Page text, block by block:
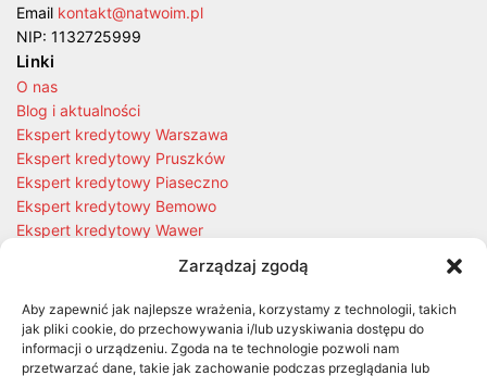
Zarządzaj zgodą
Aby zapewnić jak najlepsze wrażenia, korzystamy z technologii, takich
jak pliki cookie, do przechowywania i/lub uzyskiwania dostępu do
informacji o urządzeniu. Zgoda na te technologie pozwoli nam
przetwarzać dane, takie jak zachowanie podczas przeglądania lub
Email kontakt@natwoim.pl
NIP: 1132725999
Linki
O nas
Blog i aktualności
Ekspert kredytowy Warszawa
Ekspert kredytowy Pruszków
Ekspert kredytowy Piaseczno
Ekspert kredytowy Bemowo
Ekspert kredytowy Wawer
Szukasz Nieruchomości?
Ostatnie wpisy
Kredyt hipoteczny na mieszkanie z rynku wtórnego, na co